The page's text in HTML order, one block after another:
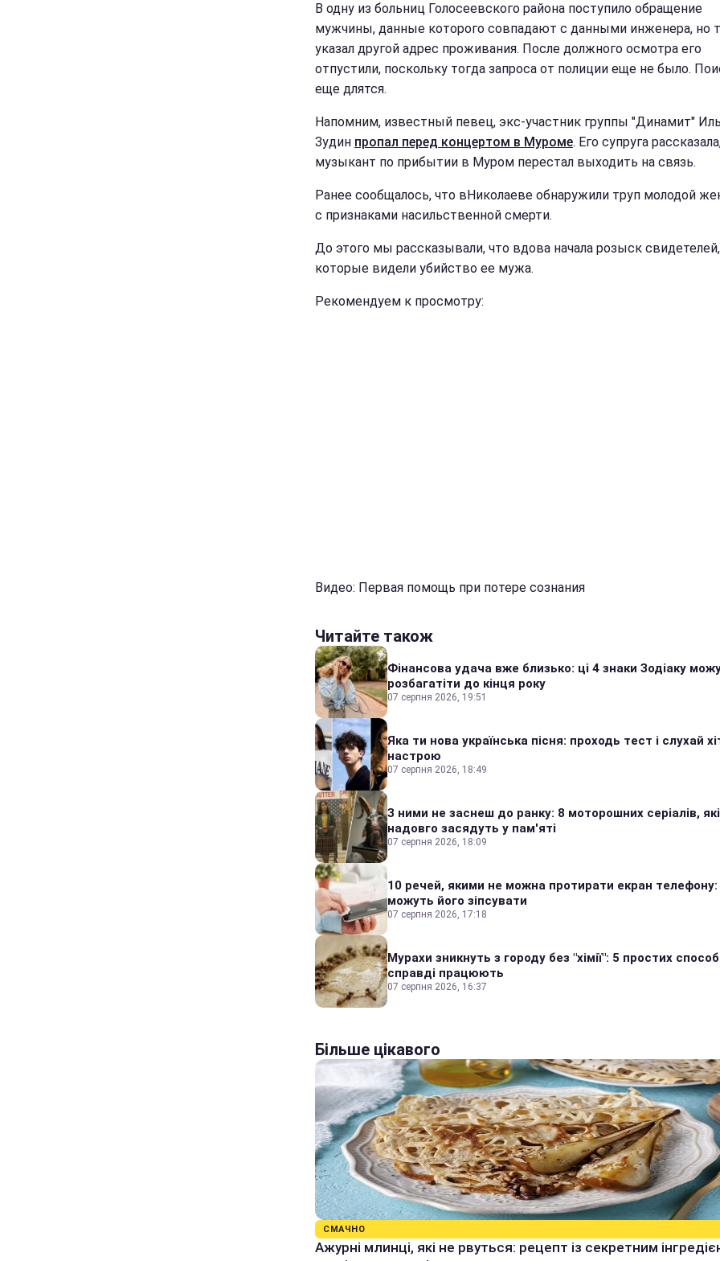
В одну из больниц Голосеевского района поступило обращение
мужчины, данные которого совпадают с данными инженера, но
указал другой адрес проживания. После должного осмотра его
отпустили, поскольку тогда запроса от полиции еще не было.
еще длятся.
Напомним, известный певец, экс-участник группы "Динамит"
Зудин пропал перед концертом в Муроме. Его супруга
музыкант по прибытии в Муром перестал выходить на связь.
Ранее сообщалось, что вНиколаеве обнаружили труп молодой
с признаками насильственной смерти.
До этого мы рассказывали, что вдова начала розыск свидетелей,
которые видели убийство ее мужа.
Рекомендуем к просмотру:
Видео: Первая помощь при потере сознания
Читайте також
Фінансова удача вже близько: ці 4 знаки Зодіаку
розбагатіти до кінця року
07 серпня 2026, 19:51
Яка ти нова українська пісня: проходь тест і слухай
настрою
07 серпня 2026, 18:49
З ними не заснеш до ранку: 8 моторошних серіалів, які
надовго засядуть у пам'яті
07 серпня 2026, 18:09
10 речей, якими не можна протирати екран телефону:
можуть його зіпсувати
07 серпня 2026, 17:18
Мурахи зникнуть з городу без "хімії": 5 простих
справді працюють
07 серпня 2026, 16:37
Більше цікавого
СМАЧНО
Ажурні млинці, які не рвуться: рецепт із секретним